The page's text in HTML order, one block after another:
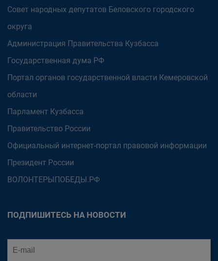
Совет народных депутатов Беловского городского
округа
Администрация Правительства Кузбасса
Государственная дума РФ
Портал органов государственной власти Кемеровской
области
Парламент Кузбасса
Правительство России
Официальный интернет-портал правовой информации
Президент России
ВОЛОНТЕРЫПОБЕДЫ.РФ
ПОДПИШИТЕСЬ НА НОВОСТИ